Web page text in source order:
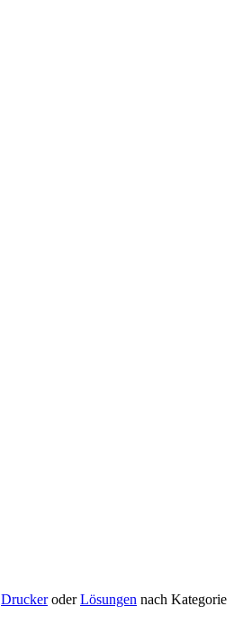
DruckeroderLösungen nach Kategorie